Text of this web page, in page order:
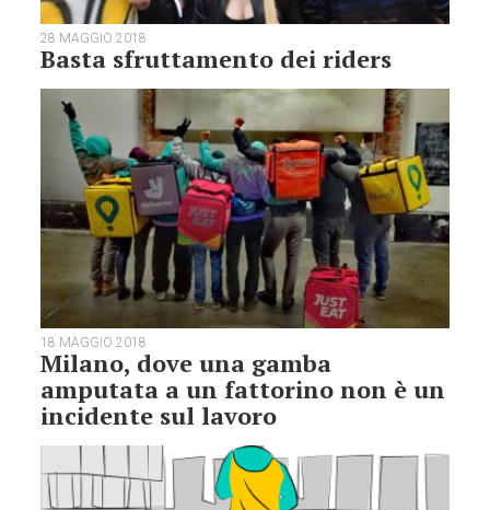
28 MAGGIO 2018
Basta sfruttamento dei riders
18 MAGGIO 2018
Milano, dove una gamba
amputata a un fattorino non è un
incidente sul lavoro